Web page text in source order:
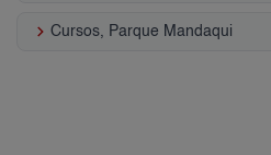
keyboard_arrow_right Cursos, Parque Mandaqui